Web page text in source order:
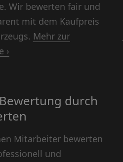
Wir bewerten fair und
mit dem Kaufpreis
Mehr zur
›
durch
Mitarbeiter bewerten
und